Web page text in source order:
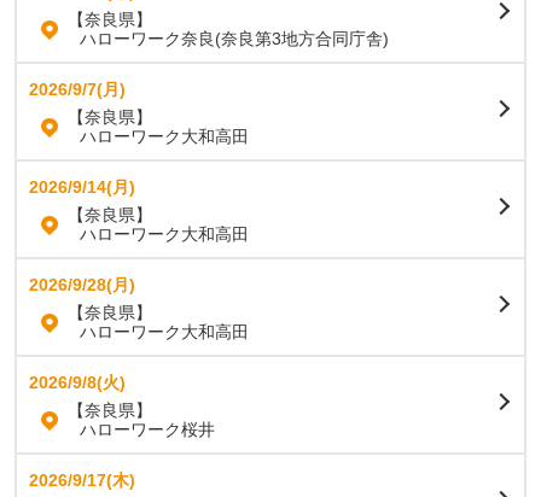
【奈良県】
ハローワーク奈良(奈良第3地方合同庁舎)
2026/9/7(月)
【奈良県】
ハローワーク大和高田
2026/9/14(月)
【奈良県】
ハローワーク大和高田
2026/9/28(月)
【奈良県】
ハローワーク大和高田
2026/9/8(火)
【奈良県】
ハローワーク桜井
2026/9/17(木)